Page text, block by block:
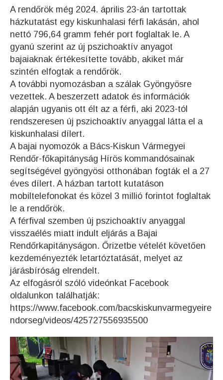
A rendőrök még 2024. április 23-án tartottak
házkutatást egy kiskunhalasi férfi lakásán, ahol
nettó 796,64 gramm fehér port foglaltak le. A
gyanú szerint az új pszichoaktív anyagot
bajaiaknak értékesítette tovább, akiket már
szintén elfogtak a rendőrök.
A további nyomozásban a szálak Gyöngyösre
vezettek. A beszerzett adatok és információk
alapján ugyanis ott élt az a férfi, aki 2023-tól
rendszeresen új pszichoaktív anyaggal látta el a
kiskunhalasi dílert.
A bajai nyomozók a Bács-Kiskun Vármegyei
Rendőr-főkapitányság Hírös kommandósainak
segítségével gyöngyösi otthonában fogták el a 27
éves dílert. A házban tartott kutatáson
mobiltelefonokat és közel 3 millió forintot foglaltak
le a rendőrök.
A férfival szemben új pszichoaktív anyaggal
visszaélés miatt indult eljárás a Bajai
Rendőrkapitányságon. Őrizetbe vételét követően
kezdeményezték letartóztatását, melyet az
járásbíróság elrendelt.
Az elfogásról szóló videónkat Facebook
oldalunkon találhatják:
https://www.facebook.com/bacskiskunvarmegyeire
ndorseg/videos/425727556935500